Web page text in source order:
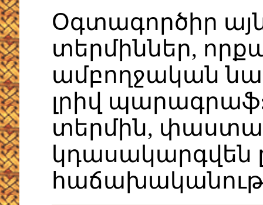
Օգտագործիր
տերմիններ,
ամբողջական
լրիվ պարագրաֆ:
տերմին,